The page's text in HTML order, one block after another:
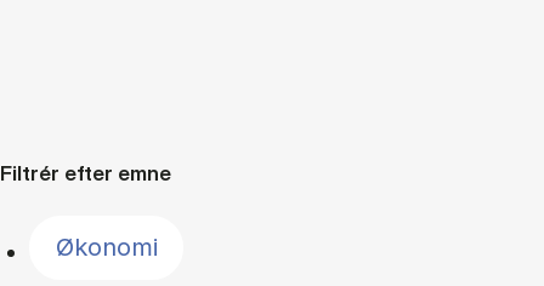
Filtrér efter emne
Økonomi